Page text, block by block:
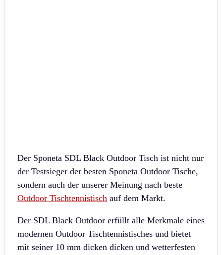
Der Sponeta SDL Black Outdoor Tisch ist nicht nur
der Testsieger der besten Sponeta Outdoor Tische,
sondern auch der unserer Meinung nach beste
Outdoor Tischtennistisch auf dem Markt.
Der SDL Black Outdoor erfüllt alle Merkmale eines
modernen Outdoor Tischtennistisches und bietet
mit seiner 10 mm dicken dicken und wetterfesten